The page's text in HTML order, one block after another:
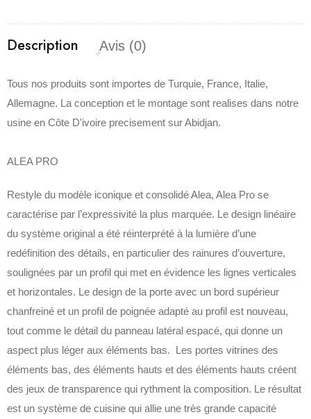
Description Avis (0)
Tous nos produits sont importes de Turquie, France, Italie,
Allemagne. La conception et le montage sont realises dans notre
usine en Côte D'ivoire precisement sur Abidjan.
ALEA PRO
Restyle du modèle iconique et consolidé Alea, Alea Pro se
caractérise par l’expressivité la plus marquée.‎ Le design linéaire
du système original a été réinterprété à la lumière d’une
redéfinition des détails, en particulier des rainures d’ouverture,
soulignées par un profil qui met en évidence les lignes verticales
et horizontales.‎ Le design de la porte avec un bord supérieur
chanfreiné et un profil de poignée adapté au profil est nouveau,
tout comme le détail du panneau latéral espacé, qui donne un
aspect plus léger aux éléments bas. ‎ Les portes vitrines des
éléments bas, des éléments hauts et des éléments hauts créent
des jeux de transparence qui rythment la composition.‎ Le résultat
est un système de cuisine qui allie une très grande capacité